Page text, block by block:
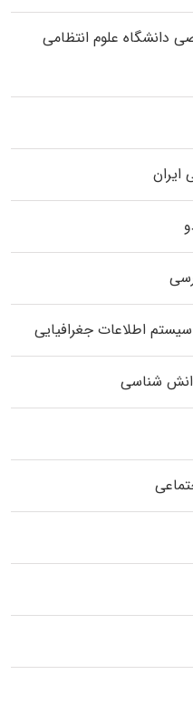
داﻧﺸﮕﺎه ﻋﻠﻮم انتظامی
ایران
اطلاعات جغرافیایی
شناسی